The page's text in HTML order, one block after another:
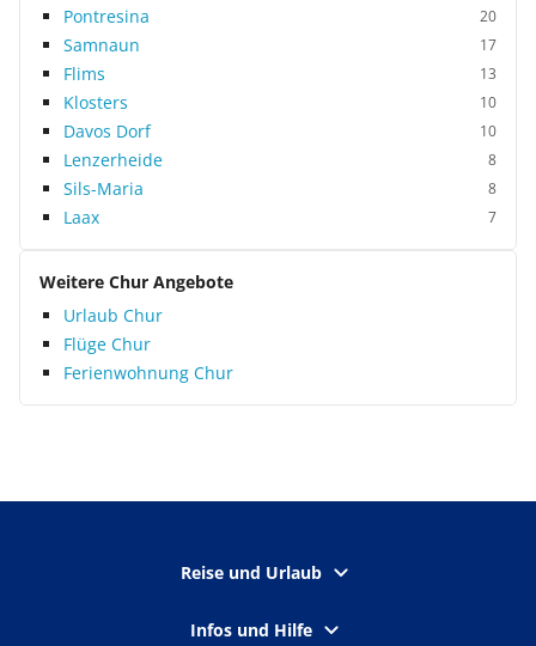
Pontresina 20
Samnaun 17
Flims 13
Klosters 10
Davos Dorf 10
Lenzerheide 8
Sils-Maria 8
Laax 7
Weitere Chur Angebote
Urlaub Chur
Flüge Chur
Ferienwohnung Chur
Reise und Urlaub
Infos und Hilfe